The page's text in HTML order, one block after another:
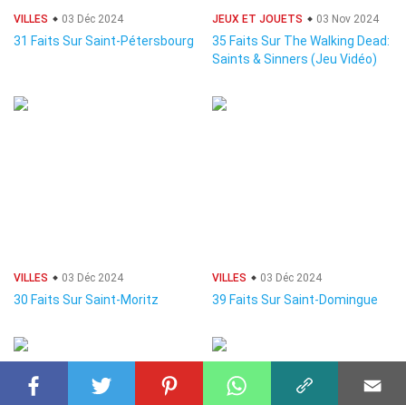
VILLES 03 Déc 2024
31 Faits Sur Saint-Pétersbourg
JEUX ET JOUETS 03 Nov 2024
35 Faits Sur The Walking Dead:
Saints & Sinners (Jeu Vidéo)
VILLES 03 Déc 2024
30 Faits Sur Saint-Moritz
VILLES 03 Déc 2024
39 Faits Sur Saint-Domingue